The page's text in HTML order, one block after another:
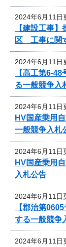
2024年6月11日
【建設工事
区 工事に関
2024年6月11日
【高工第6-
る一般競争入
2024年6月11日
HV国産乗用
一般競争入札
2024年6月11日
HV国産乗用
入札公告
2024年6月11日
【郡治第
する一般競争
2024年6月11日